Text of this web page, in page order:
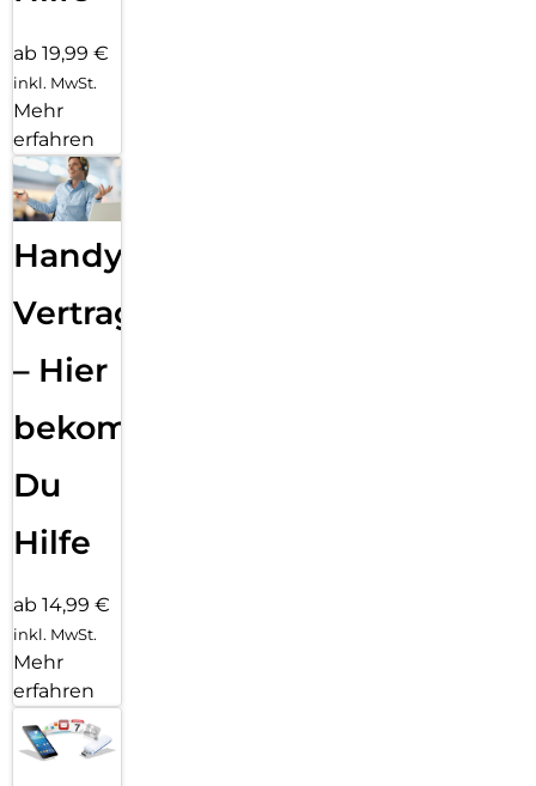
ab 19,99 €
inkl. MwSt.
Mehr
erfahren
Handy
Vertragsabwicklung
– Hier
bekommst
Du
Hilfe
ab 14,99 €
inkl. MwSt.
Mehr
erfahren